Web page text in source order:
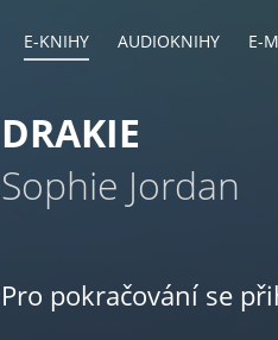
E-KNIHY AUDIOKNIHY E-
DRAKIE
Sophie Jordan
Pro pokračování se